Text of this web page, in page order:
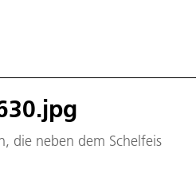
die neben dem Schelfeis